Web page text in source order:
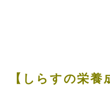
【しらすの栄